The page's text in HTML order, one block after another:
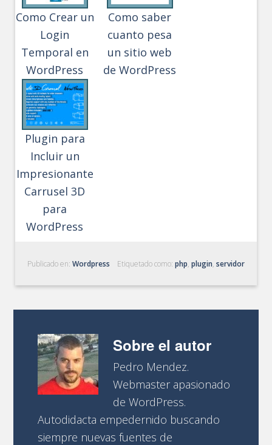
Como Crear un
Login
Temporal en
WordPress
Como saber
cuanto pesa
un sitio web
de WordPress
Plugin para
Incluir un
Impresionante
Carrusel 3D
para
WordPress
Publicado en:Wordpress Etiquetado como: php, plugin, servidor
Sobre el autor
Pedro Mendez.
Webmaster apasionado
de WordPress.
Autodidacta empedernido buscando
siempre nuevas fuentes de